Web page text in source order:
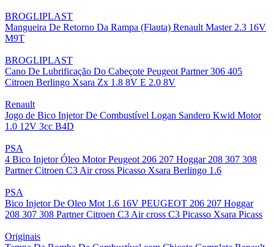
BROGLIPLAST
Mangueira De Retorno Da Rampa (Flauta) Renault Master 2.3 16V
M9T
BROGLIPLAST
Cano De Lubrificação Do Cabeçote Peugeot Partner 306 405
Citroen Berlingo Xsara Zx 1.8 8V E 2.0 8V
Renault
Jogo de Bico Injetor De Combustível Logan Sandero Kwid Motor
1.0 12V 3cc B4D
PSA
4 Bico Injetor Óleo Motor Peugeot 206 207 Hoggar 208 307 308
Partner Citroen C3 Air cross Picasso Xsara Berlingo 1.6
PSA
Bico Injetor De Oleo Mot 1.6 16V PEUGEOT 206 207 Hoggar
208 307 308 Partner Citroen C3 Air cross C3 Picasso Xsara Picass
Originais